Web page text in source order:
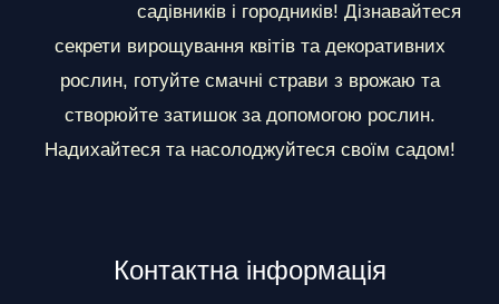
садівників і городників! Дізнавайтеся
секрети вирощування квітів та декоративних
рослин, готуйте смачні страви з врожаю та
створюйте затишок за допомогою рослин.
Надихайтеся та насолоджуйтеся своїм садом!
Контактна інформація